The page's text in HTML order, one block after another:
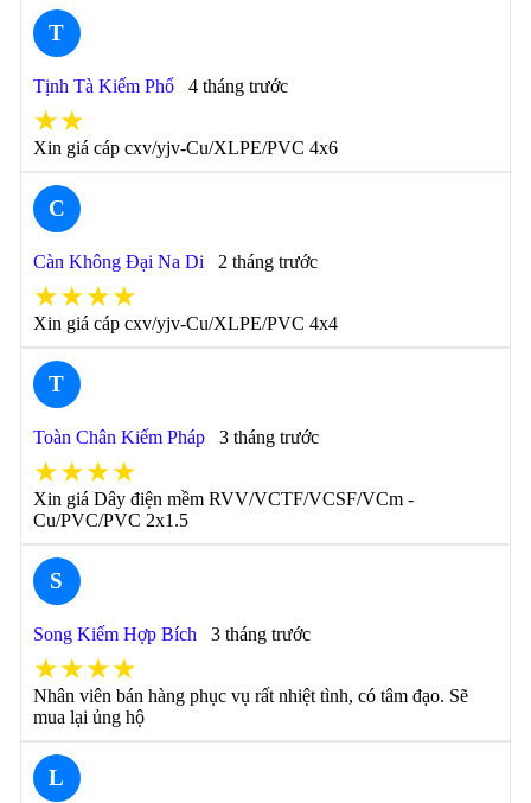
T
Tịnh Tà Kiếm Phổ 4 tháng trước
★★
Xin giá cáp cxv/yjv-Cu/XLPE/PVC 4x6
C
Càn Không Đại Na Di 2 tháng trước
★★★★
Xin giá cáp cxv/yjv-Cu/XLPE/PVC 4x4
T
Toàn Chân Kiếm Pháp 3 tháng trước
★★★★
Xin giá Dây điện mềm RVV/VCTF/VCSF/VCm -
Cu/PVC/PVC 2x1.5
S
Song Kiếm Hợp Bích 3 tháng trước
★★★★
Nhân viên bán hàng phục vụ rất nhiệt tình, có tâm đạo. Sẽ
mua lại ủng hộ
L